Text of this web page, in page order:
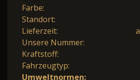
Farbe:
Standort:
Lieferzeit:
Unsere Nummer:
Kraftstoff:
Fahrzeugtyp:
Umweltnormen: